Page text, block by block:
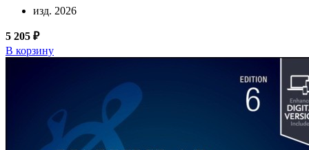
изд. 2026
5 205 ₽
В корзину